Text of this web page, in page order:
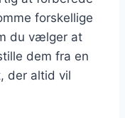
forskellige
du vælger at
dem fra en
der altid vil